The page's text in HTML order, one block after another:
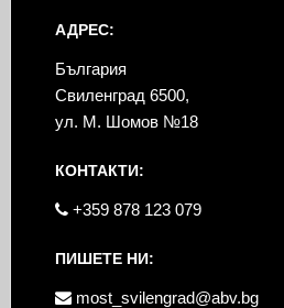
АДРЕС:
България
Свиленград 6500,
ул. М. Шомов №18
КОНТАКТИ:
+359 878 123 079
ПИШЕТЕ НИ:
most_svilengrad@abv.bg